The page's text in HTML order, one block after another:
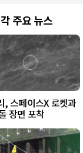
주요 뉴스
, 스페이스X 로켓과
장면 포착